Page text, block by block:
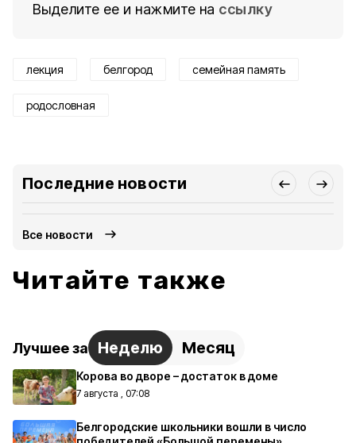
Выделите ее и нажмите на ссылку
лекция белгород семейная память
родословная
Последние новости
Все новости
Читайте также
Лучшее за Неделю Месяц
Корова во дворе – достаток в доме
7 августа , 07:08
Белгородские школьники вошли в число